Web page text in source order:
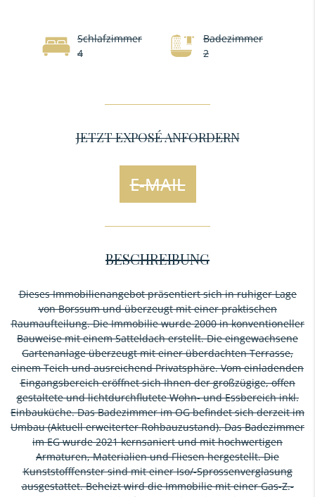
Schlafzimmer
4
Badezimmer
2
JETZT EXPOSÉ ANFORDERN
E-MAIL
BESCHREIBUNG
Dieses Immobilienangebot präsentiert sich in ruhiger Lage
von Borssum und überzeugt mit einer praktischen
Raumaufteilung. Die Immobilie wurde 2000 in konventioneller
Bauweise mit einem Satteldach erstellt. Die eingewachsene
Gartenanlage überzeugt mit einer überdachten Terrasse,
einem Teich und ausreichend Privatsphäre. Vom einladenden
Eingangsbereich eröffnet sich Ihnen der großzügige, offen
gestaltete und lichtdurchflutete Wohn- und Essbereich inkl.
Einbauküche. Das Badezimmer im OG befindet sich derzeit im
Umbau (Aktuell erweiterter Rohbauzustand). Das Badezimmer
im EG wurde 2021 kernsaniert und mit hochwertigen
Armaturen, Materialien und Fliesen hergestellt. Die
Kunststofffenster sind mit einer Iso/-Sprossenverglasung
ausgestattet. Beheizt wird die Immobilie mit einer Gas-Z.-